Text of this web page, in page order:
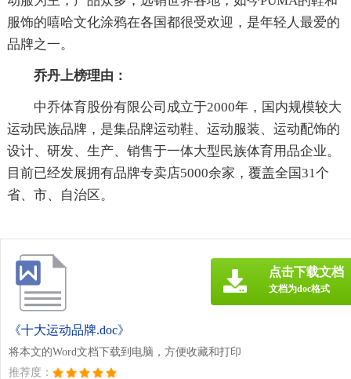
服饰的嘻哈文化涂鸦在各国都很受欢迎，是年轻人最爱的
品牌之一。
乔丹上榜理由：
中乔体育股份有限公司成立于2000年，国内规模较大
运动民族品牌，是集品牌运动鞋、运动服装、运动配饰的
设计、研发、生产、销售于一体大型民族体育用品企业。
目前已经发展拥有品牌专卖店5000余家，覆盖全国31个
省、市、自治区。
《十大运动品牌.doc》
将本文的Word文档下载到电脑，方便收藏和打印
推荐度：
点击下载文档
文档为doc格式